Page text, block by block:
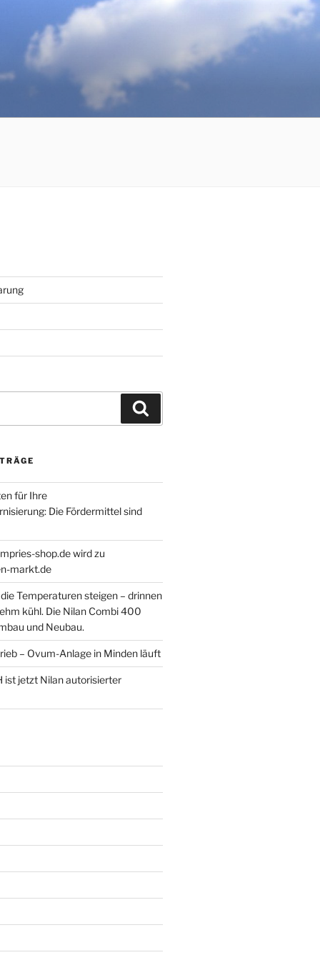
für Ihre
Die Fördermittel sind
shop.de wird zu
markt.de
Temperaturen steigen – drinnen
kühl. Die Nilan Combi 400
und Neubau.
– Ovum-Anlage in Minden läuft
ist jetzt Nilan autorisierter